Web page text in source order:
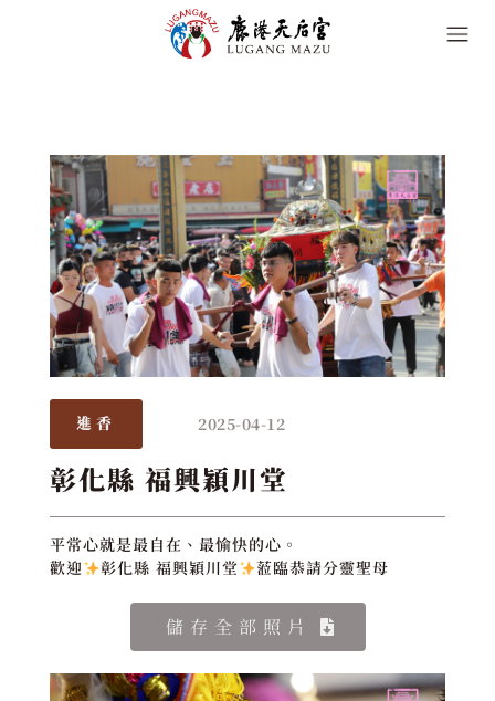
進香 2025-04-12
彰化縣 福興穎川堂
平常心就是最自在、最愉快的心。
歡迎
彰化縣 福興穎川堂 蒞臨恭請分靈聖母
儲存全部照片